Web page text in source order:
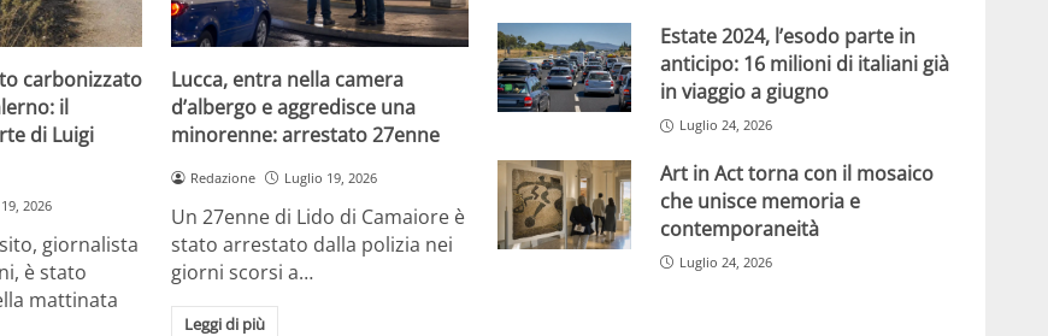
carbonizzato
il
di Luigi
2026
giornalista
è stato
mattinata
Lucca, entra nella camera
d’albergo e aggredisce una
minorenne: arrestato 27enne
Redazione Luglio 19, 2026
Un 27enne di Lido di Camaiore è
stato arrestato dalla polizia nei
giorni scorsi a…
Leggi di più
Estate 2024, l’esodo parte in
anticipo: 16 milioni di italiani già
in viaggio a giugno
Luglio 24, 2026
Art in Act torna con il mosaico
che unisce memoria e
contemporaneità
Luglio 24, 2026